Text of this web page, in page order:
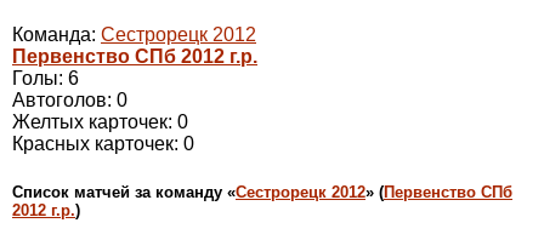
Команда: Сестрорецк 2012
Первенство СПб 2012 г.р.
Голы: 6
Автоголов: 0
Желтых карточек: 0
Красных карточек: 0
Cписок матчей за команду «Сестрорецк 2012» (Первенство СПб
2012 г.р.)